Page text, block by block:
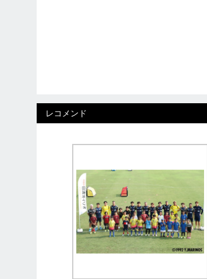
レコメンド